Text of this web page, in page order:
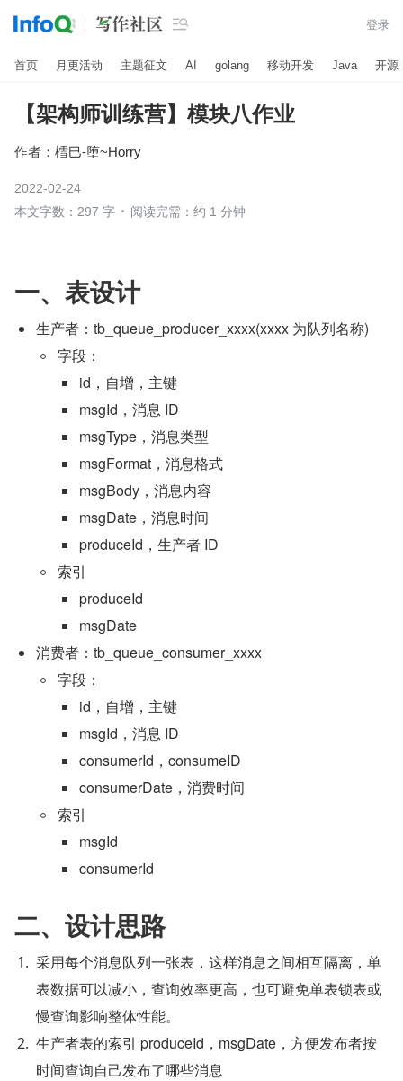
 登录
首页 月更活动 主题征文 AI golang 移动开发 Java 开源
【架构师训练营】模块八作业
作者： 樰巳-堕~Horry
2022-02-24
本文字数：297 字
阅读完需：约 1 分钟
一、表设计
生产者：tb_queue_producer_xxxx(xxxx 为队列名称)
字段：
id，自增，主键
msgId，消息 ID
msgType，消息类型
msgFormat，消息格式
msgBody，消息内容
msgDate，消息时间
produceId，生产者 ID
索引
produceId
msgDate
消费者：tb_queue_consumer_xxxx
字段：
id，自增，主键
msgId，消息 ID
consumerId，consumeID
consumerDate，消费时间
索引
msgId
consumerId
二、设计思路
采用每个消息队列一张表，这样消息之间相互隔离，单
表数据可以减小，查询效率更高，也可避免单表锁表或
慢查询影响整体性能。
生产者表的索引 produceId，msgDate，方便发布者按
时间查询自己发布了哪些消息